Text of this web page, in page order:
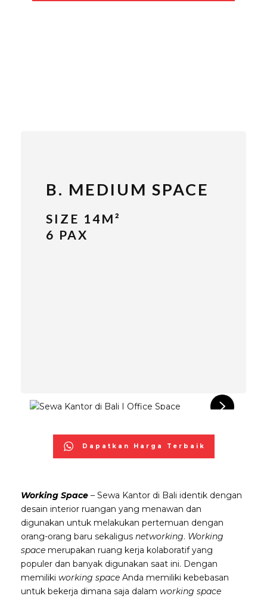
B. MEDIUM SPACE
SIZE 14M²
6 PAX
Dapatkan Harga Terbaik
Working Space – Sewa Kantor di Bali identik dengan
desain interior ruangan yang menawan dan
digunakan untuk melakukan pertemuan dengan
orang-orang baru sekaligus networking. Working
space merupakan ruang kerja kolaboratif yang
populer dan banyak digunakan saat ini. Dengan
memiliki working space Anda memiliki kebebasan
untuk bekerja dimana saja dalam working space